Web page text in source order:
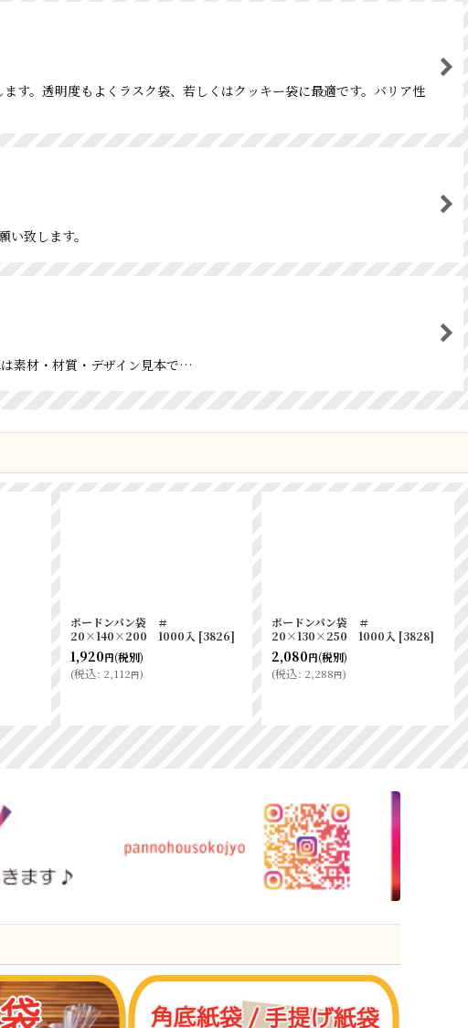
透明度もよくラスク袋、若しくはクッキー袋に最適です。バリア性
致します。
材・材質・デザイン見本で…
ボードンパン袋 ＃
20×140×200 1000入 [3826]
1,920円(税別)
(税込: 2,112円)
ボードンパン袋 ＃
20×130×250 1000入 [3828]
2,080円(税別)
(税込: 2,288円)